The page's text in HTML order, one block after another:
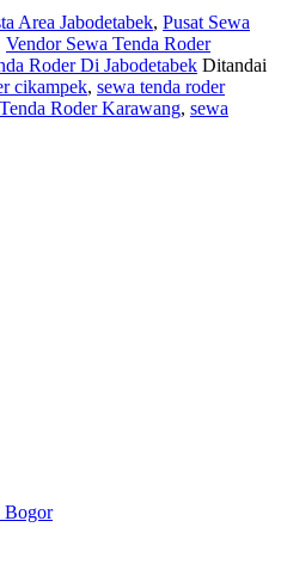
Area Jabodetabek, Pusat Sewa
Vendor Sewa Tenda Roder
Roder Di Jabodetabek Ditandai
cikampek, sewa tenda roder
Roder Karawang, sewa